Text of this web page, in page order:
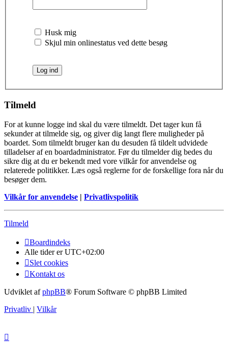
Husk mig
Skjul min onlinestatus ved dette besøg
Tilmeld
For at kunne logge ind skal du være tilmeldt. Det tager kun få
sekunder at tilmelde sig, og giver dig langt flere muligheder på
boardet. Som tilmeldt bruger kan du desuden få tildelt udvidede
tilladelser af en boardadministrator. Før du tilmelder dig bedes du
sikre dig at du er bekendt med vore vilkår for anvendelse og
relaterede politikker. Læs også reglerne for de forskellige fora når du
besøger dem.
Vilkår for anvendelse | Privatlivspolitik
Tilmeld
Boardindeks
Alle tider erUTC+02:00
Slet cookies
Kontakt os
Udviklet afphpBB® Forum Software © phpBB Limited
Privatliv | Vilkår